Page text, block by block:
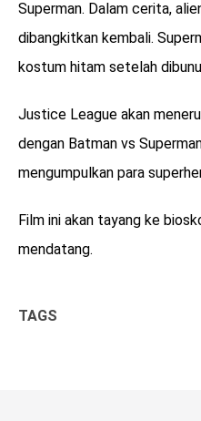
Superman. Dalam cerita,
dibangkitkan kembali.
kostum hitam setelah
Justice League akan
dengan Batman vs
mengumpulkan para
Film ini akan tayang ke
mendatang.
TAGS